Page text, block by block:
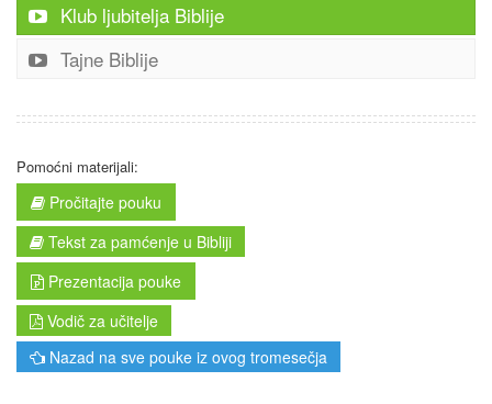
Klub ljubitelja Biblije
Tajne Biblije
Pomoćni materijali:
Pročitajte pouku
Tekst za pamćenje u Bibliji
Prezentacija pouke
Vodič za učitelje
Nazad na sve pouke iz ovog tromesečja